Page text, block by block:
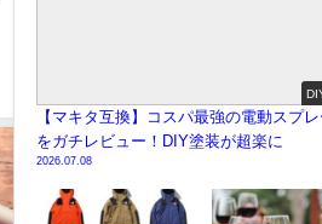
【マキタ互換】コスパ最強の電動スプ
をガチレビュー！DIY塗装が超楽に
2026.07.08